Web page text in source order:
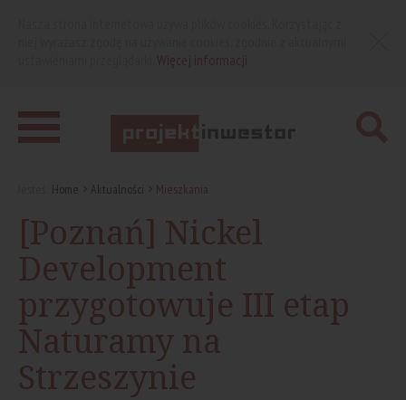
Home Aktualności Mieszkania
[Poznań] Nickel
Development
przygotowuje III etap
Naturamy na
Strzeszynie